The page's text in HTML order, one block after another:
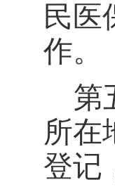
民医
作。
第
所在
登记